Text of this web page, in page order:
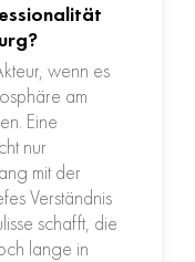
wenn es
am
Eine
nur
mit der
Verständnis
schafft, die
lange in